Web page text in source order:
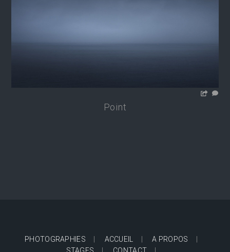
Point
PHOTOGRAPHIES ACCUEIL
A PROPOS